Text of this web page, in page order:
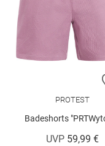
PROTEST
Badeshorts
UVP 59,99 €